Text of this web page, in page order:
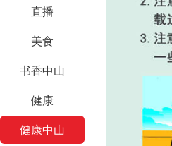
直播
美食
书香中山
健康
健康中山